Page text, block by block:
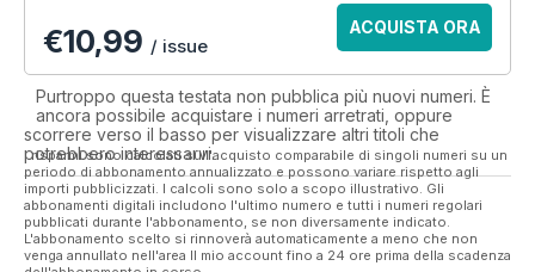
€10,99 / issue
ACQUISTA ORA
Purtroppo questa testata non pubblica più nuovi numeri. È
ancora possibile acquistare i numeri arretrati, oppure
scorrere verso il basso per visualizzare altri titoli che
potrebbero interessarvi.
I risparmi sono calcolati sull'acquisto comparabile di singoli numeri su un
periodo di abbonamento annualizzato e possono variare rispetto agli
importi pubblicizzati. I calcoli sono solo a scopo illustrativo. Gli
abbonamenti digitali includono l'ultimo numero e tutti i numeri regolari
pubblicati durante l'abbonamento, se non diversamente indicato.
L'abbonamento scelto si rinnoverà automaticamente a meno che non
venga annullato nell'area Il mio account fino a 24 ore prima della scadenza